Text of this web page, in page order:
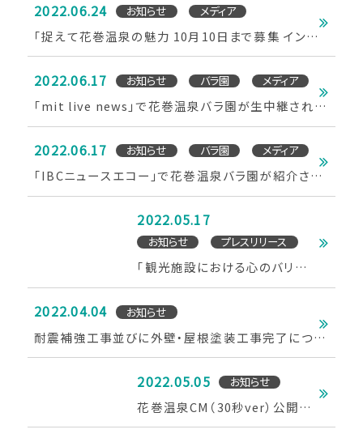
2022.06.24 お知らせ メディア
「捉えて花巻温泉の魅力 10月10日まで募集 インス
タフォトコンテスト」Iwanichi Online 岩手日日新聞
社で紹介されました
2022.06.17 お知らせ バラ園 メディア
「mit live news」で花巻温泉バラ園が生中継されま
した（岩手めんこいテレビ）
2022.06.17 お知らせ バラ園 メディア
「IBCニュースエコー」で花巻温泉バラ園が紹介され
ました（IBC岩手放送）
2022.05.17
お知らせ プレスリリース
「観光施設における心のバリア
フリー認定制度」に認定されま
した
2022.04.04 お知らせ
耐震補強工事並びに外壁・屋根塗装工事完了につい
て
2022.05.05 お知らせ
花巻温泉CM（30秒ver）公開
中！